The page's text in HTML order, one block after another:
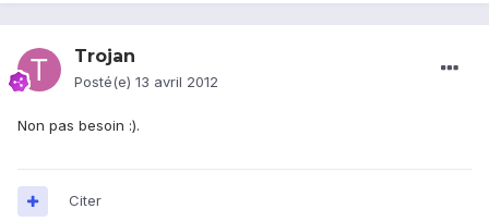
Trojan
Posté(e) 13 avril 2012
Non pas besoin :).
Citer